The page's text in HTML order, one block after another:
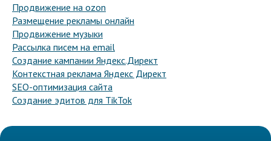
Продвижение на ozon
Размещение рекламы онлайн
Продвижение музыки
Рассылка писем на email
Создание кампании Яндекс.Директ
Контекстная реклама Яндекс Директ
SEO-оптимизация сайта
Создание эдитов для TikTok